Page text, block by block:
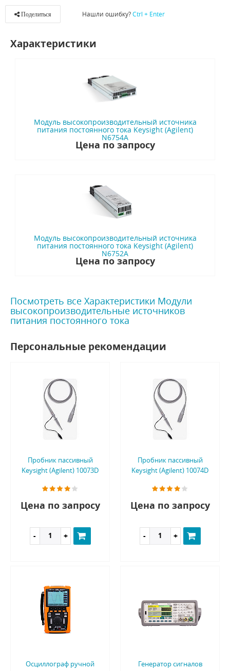
Поделиться Нашли ошибку?Ctrl + Enter
Характеристики
Модуль высокопроизводительный источника
питания постоянного тока Keysight (Agilent)
N6754A
Цена по запросу
Модуль высокопроизводительный источника
питания постоянного тока Keysight (Agilent)
N6752A
Цена по запросу
Посмотреть все Характеристики Модули
высокопроизводительные источников
питания постоянного тока
Персональные рекомендации
Пробник пассивный
Keysight (Agilent) 10073D
Цена по запросу
Пробник пассивный
Keysight (Agilent) 10074D
Цена по запросу
Осциллограф ручной
Генератор сигналов